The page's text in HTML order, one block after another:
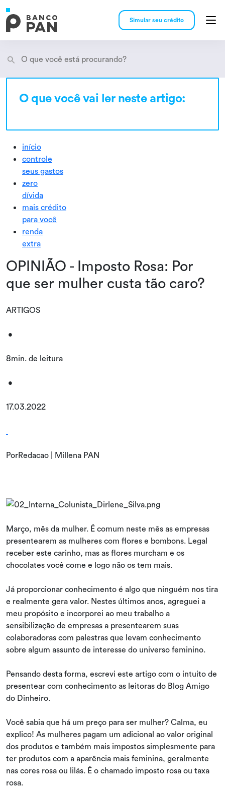
Simular seu crédito
Encontramos
O que você vai ler neste artigo:
início
controle
seus gastos
zero
dívida
mais crédito
para você
renda
extra
OPINIÃO - Imposto Rosa: Por
que ser mulher custa tão caro?
ARTIGOS
•
8min. de leitura
•
17.03.2022
PorRedacao | Millena PAN
Março, mês da mulher. É comum neste mês as empresas
presentearem as mulheres com flores e bombons. Legal
receber este carinho, mas as flores murcham e os
chocolates você come e logo não os tem mais.
Já proporcionar conhecimento é algo que ninguém nos tira
e realmente gera valor. Nestes últimos anos, agreguei a
meu propósito e incorporei ao meu trabalho a
sensibilização de empresas a presentearem suas
colaboradoras com palestras que levam conhecimento
sobre algum assunto de interesse do universo feminino.
Pensando desta forma, escrevi este artigo com o intuito de
presentear com conhecimento as leitoras do Blog Amigo
do Dinheiro.
Você sabia que há um preço para ser mulher? Calma, eu
explico! As mulheres pagam um adicional ao valor original
dos produtos e também mais impostos simplesmente para
ter produtos com a aparência mais feminina, geralmente
nas cores rosa ou lilás. É o chamado imposto rosa ou taxa
rosa.